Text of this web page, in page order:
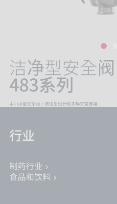
洁净型安全阀
483系列
中小排量安全阀，清洁型设计和多种无菌连接
行业
制药行业
食品和饮料